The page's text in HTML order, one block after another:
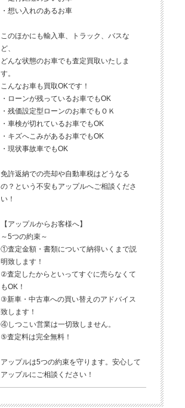
・想い入れのあるお車
このほかにも輸入車、トラック、バスな
ど、
どんな状態のお車でも査定買取いたしま
す。
こんなお車も買取OKです！
・ローンが残っているお車でもOK
・残価設定型ローンのお車でもＯＫ
・車検が切れているお車でもOK
・キズへこみがあるお車でもOK
・現状事故車でもOK
免許返納での売却や自動車税はどうなる
の？という不安もアップルへご相談くださ
い！
【アップルからお客様へ】
～5つの約束～
①査定金額・書類について納得いくまで説
明致します！
②査定したからといってすぐに売らなくて
もOK！
③新車・中古車への買い替えのアドバイス
致します！
④しつこい営業は一切致しません。
⑤査定料は完全無料！
アップルは5つの約束を守ります。安心して
アップルにご相談ください！